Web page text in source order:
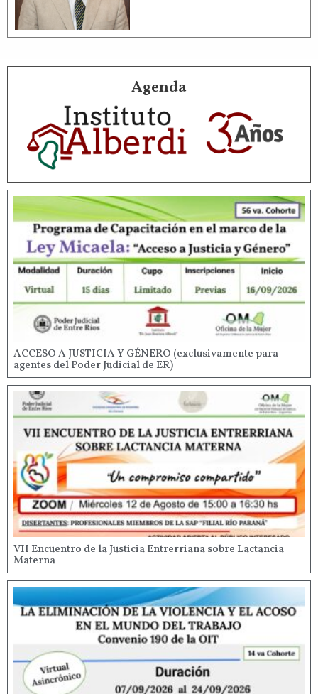
Agenda
ACCESO A JUSTICIA Y GÉNERO (exclusivamente para
agentes del Poder Judicial de ER)
VII Encuentro de la Justicia Entrerriana sobre Lactancia
Materna